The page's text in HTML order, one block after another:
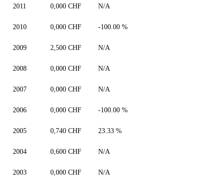
2011 0,000 CHF N/A
2010 0,000 CHF -100.00 %
2009 2,500 CHF N/A
2008 0,000 CHF N/A
2007 0,000 CHF N/A
2006 0,000 CHF -100.00 %
2005 0,740 CHF 23.33 %
2004 0,600 CHF N/A
2003 0,000 CHF N/A